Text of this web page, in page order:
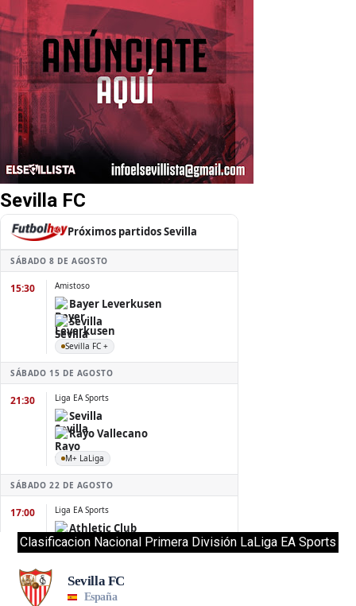
Sevilla FC
Clasificacion Nacional Primera División LaLiga EA Sports